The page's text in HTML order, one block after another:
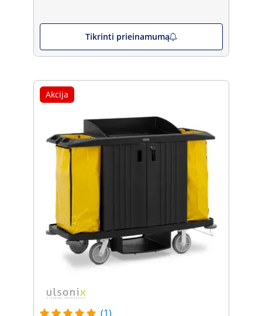
Tikrinti prieinamumą
Akcija
(1)